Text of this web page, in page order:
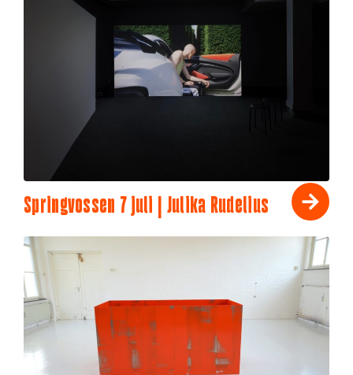
Springvossen 7 juli | Julika Rudelius